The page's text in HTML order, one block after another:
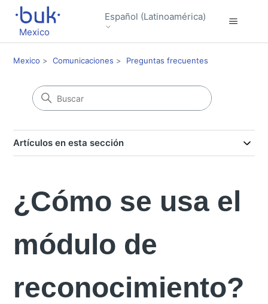
Mexico
Español (Latinoamérica)
Mexico Comunicaciones Preguntas frecuentes
Artículos en esta sección
¿Cómo se usa el
módulo de
reconocimiento?